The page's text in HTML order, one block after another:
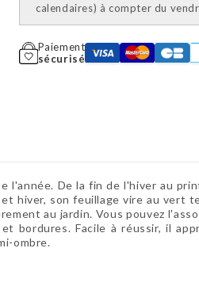
calendaires) à compter du
Paiement
sécurisé
l'année. De la fin de l'hiver au
hiver, son feuillage vire au vert
au jardin. Vous pouvez
bordures. Facile à réussir, il
ombre.